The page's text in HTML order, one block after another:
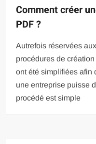
Comment créer
PDF ?
Autrefois réservées
procédures de
ont été simplifiées afin
une entreprise puisse
procédé est simple